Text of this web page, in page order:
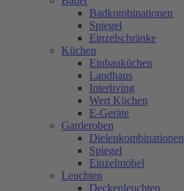
Badkombinationen
Spiegel
Einzelschränke
Küchen
Einbauküchen
Landhaus
Interliving
Wert Küchen
E-Geräte
Garderoben
Dielenkombinationen
Spiegel
Einzelmöbel
Leuchten
Deckenleuchten